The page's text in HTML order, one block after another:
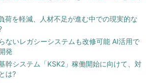
荷を軽減、人材不足が進む中での現実的な
ないレガシーシステムも改修可能 AI活用で
発
幹システム「KSK2」稼働開始に向けて、対
は?